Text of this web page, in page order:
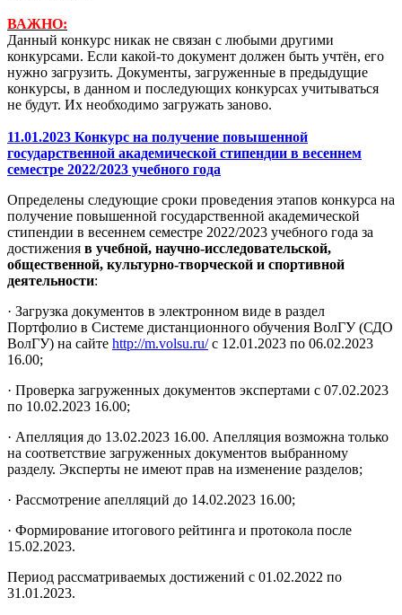
ВАЖНО:
Данный конкурс никак не связан с любыми другими
конкурсами. Если какой-то документ должен быть учтён, его
нужно загрузить. Документы, загруженные в предыдущие
конкурсы, в данном и последующих конкурсах учитываться
не будут. Их необходимо загружать заново.
11.01.2023 Конкурс на получение повышенной
государственной академической стипендии в весеннем
семестре 2022/2023 учебного года
Определены следующие сроки проведения этапов конкурса на
получение повышенной государственной академической
стипендии в весеннем семестре 2022/2023 учебного года за
достижения в учебной, научно-исследовательской,
общественной, культурно-творческой и спортивной
деятельности:
· Загрузка документов в электронном виде в раздел
Портфолио в Системе дистанционного обучения ВолГУ (СДО
ВолГУ) на сайте http://m.volsu.ru/с 12.01.2023 по 06.02.2023
16.00;
· Проверка загруженных документов экспертами с 07.02.2023
по 10.02.2023 16.00;
· Апелляция до 13.02.2023 16.00. Апелляция возможна только
на соответствие загруженных документов выбранному
разделу. Эксперты не имеют прав на изменение разделов;
· Рассмотрение апелляций до 14.02.2023 16.00;
· Формирование итогового рейтинга и протокола после
15.02.2023.
Период рассматриваемых достижений с 01.02.2022 по
31.01.2023.